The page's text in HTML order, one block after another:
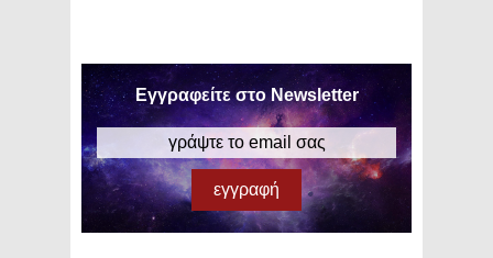
Εγγραφείτε στο Newsletter